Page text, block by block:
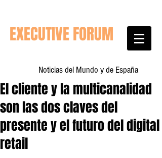
EXECUTIVE FORUM
Noticias del Mundo y de España
El cliente y la multicanalidad
son las dos claves del
presente y el futuro del digital
retail